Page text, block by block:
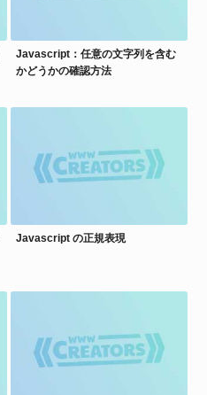
Javascript：任意の文字列を含む
かどうかの確認方法
Javascript の正規表現